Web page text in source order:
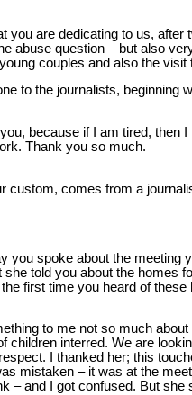
you are dedicating to us,
abuse question – but also
couples and also the
to the journalists,
because if I am tired,
Thank you so much.
custom, comes from a
you spoke about the meeting
told you about the homes
first time you heard of these
to me not so much
children interred. We are
I thanked her; this
mistaken – it was at the
– and I got confused. But